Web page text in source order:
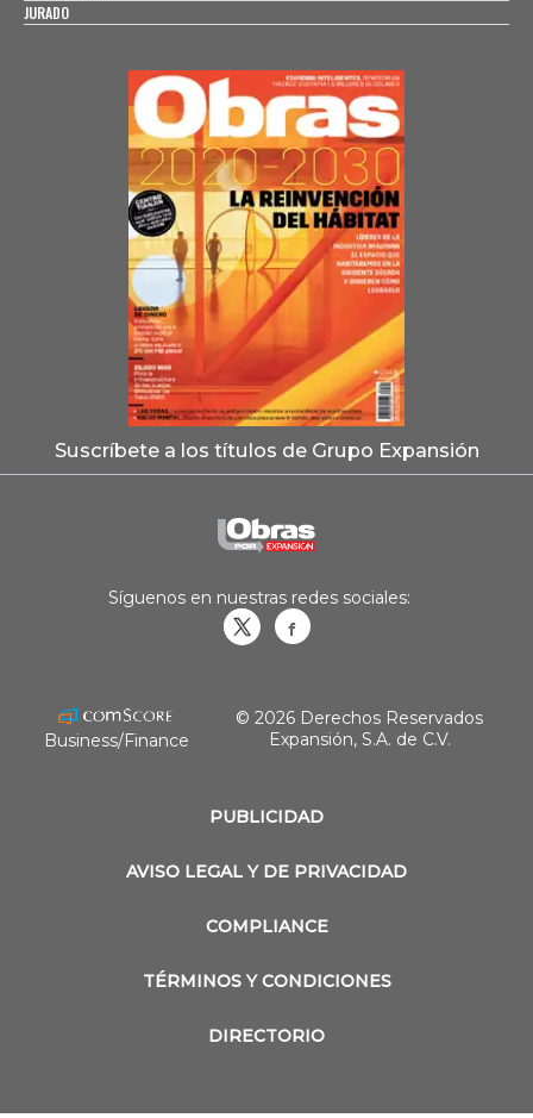
JURADO
Suscríbete a los títulos de Grupo Expansión
PUBLICIDAD
AVISO LEGAL Y DE PRIVACIDAD
COMPLIANCE
TÉRMINOS Y CONDICIONES
DIRECTORIO
Síguenos en nuestras redes sociales:
Business/Finance
© 2026 Derechos Reservados
Expansión, S.A. de C.V.